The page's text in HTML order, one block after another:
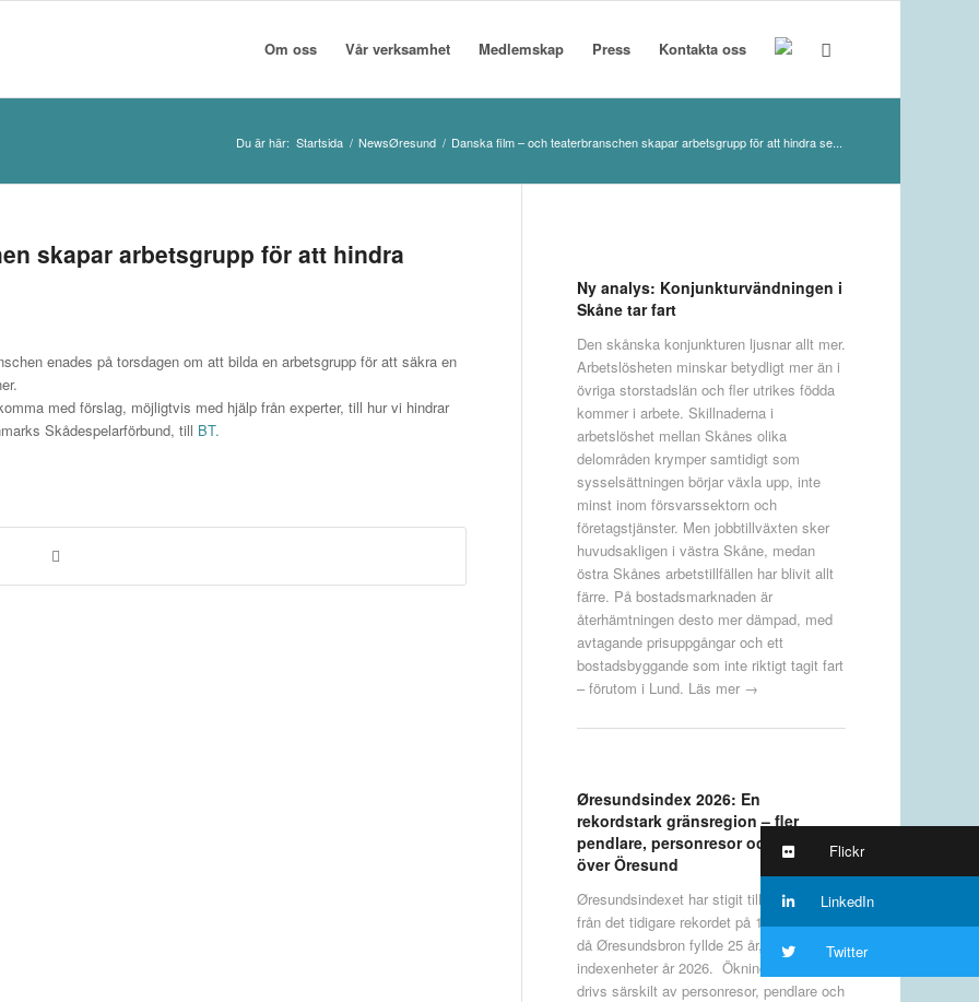
Om oss Vår verksamhet Medlemskap Press Kontakta oss
Du är här: Startsida / NewsØresund / Danska film – och teaterbranschen skapar arbetsgrupp för att hindra se...
skapar arbetsgrupp för att hindra
enades på torsdagen om att bilda en arbetsgrupp för att säkra en
med förslag, möjligtvis med hjälp från experter, till hur vi hindrar
Skådespelarförbund, till BT.
Ny analys: Konjunkturvändningen i
Skåne tar fart
Den skånska konjunkturen ljusnar allt mer.
Arbetslösheten minskar betydligt mer än i
övriga storstadslän och fler utrikes födda
kommer i arbete. Skillnaderna i
arbetslöshet mellan Skånes olika
delområden krymper samtidigt som
sysselsättningen börjar växla upp, inte
minst inom försvarssektorn och
företagstjänster. Men jobbtillväxten sker
huvudsakligen i västra Skåne, medan
östra Skånes arbetstillfällen har blivit allt
färre. På bostadsmarknaden är
återhämtningen desto mer dämpad, med
avtagande prisuppgångar och ett
bostadsbyggande som inte riktigt tagit fart
– förutom i Lund. Läs mer →
Øresundsindex 2026: En
rekordstark gränsregion – fler
pendlare, personresor och företag
över Öresund
Øresundsindexet har stigit till en ny nivå
från det tidigare rekordet på 112 förra året,
då Øresundsbron fyllde 25 år, till 115
indexenheter år 2026. Ökningen i indexet
drivs särskilt av personresor, pendlare och
Flickr
LinkedIn
Twitter